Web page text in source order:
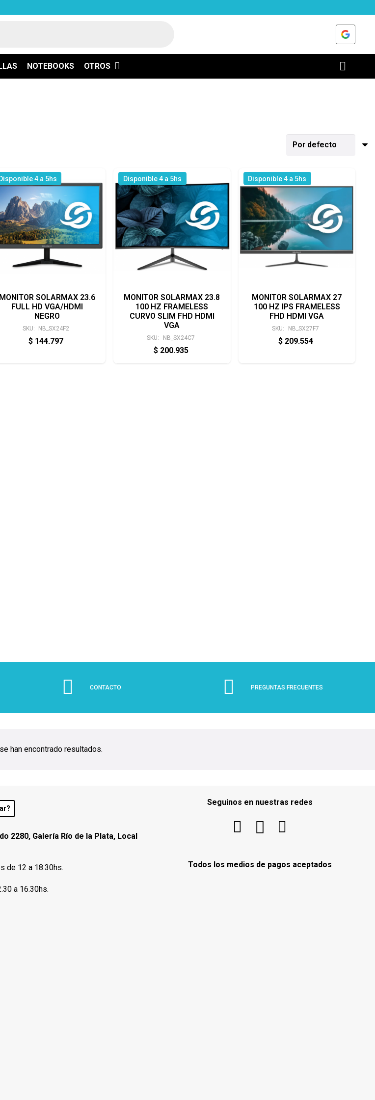
NOTEBOOKS OTROS
Disponible 4 a 5hs
MONITOR SOLARMAX 23.6
FULL HD VGA/HDMI
NEGRO
SKU: NB_SX24F2
$ 144.797
Disponible 4 a 5hs
MONITOR SOLARMAX 23.8
100 HZ FRAMELESS
CURVO SLIM FHD HDMI
VGA
SKU: NB_SX24C7
$ 200.935
Disponible 4 a 5hs
MONITOR SOLARMAX 27
100 HZ IPS FRAMELESS
FHD HDMI VGA
SKU: NB_SX27F7
$ 209.554
CONTACTO PREGUNTAS FRECUENTES
han encontrado resultados.
2280, Galería Río de la Plata, Local
de 12 a 18.30hs.
a 16.30hs.
Seguinos en nuestras redes
Todos los medios de pagos aceptados